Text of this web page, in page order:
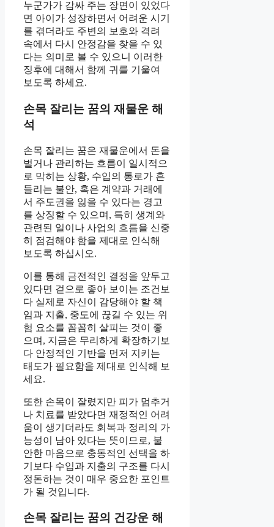
누군가가 감싸 주는 장면이 있었다
면 아이가 성장하면서 어려운 시기
를 겪더라도 주변의 보호와 격려
속에서 다시 안정감을 찾을 수 있
다는 의미로 볼 수 있으니 이러한
징후에 대해서 함께 귀를 기울여
보도록 하세요.
손목 잘리는 꿈의 재물운 해
석
손목 잘리는 꿈은 재물운에서 돈을
벌거나 관리하는 흐름이 일시적으
로 막히는 상황, 수입의 통로가 흔
들리는 불안, 혹은 계약과 거래에
서 주도권을 잃을 수 있다는 경고
를 상징할 수 있으며, 특히 생계와
관련된 일이나 사업의 흐름을 신중
히 점검해야 함을 제대로 인식해
보도록 하십시오.
이를 통해 금전적인 결정을 앞두고
있다면 겉으로 좋아 보이는 조건보
다 실제로 자신이 감당해야 할 책
임과 지출, 중도에 끊길 수 있는 위
험 요소를 꼼꼼히 살피는 것이 좋
으며, 지금은 무리하게 확장하기보
다 안정적인 기반을 먼저 지키는
태도가 필요함을 제대로 인식해 보
세요.
또한 손목이 잘렸지만 피가 멈추거
나 치료를 받았다면 재정적인 어려
움이 생기더라도 회복과 정리의 가
능성이 남아 있다는 뜻이므로, 불
안한 마음으로 충동적인 선택을 하
기보다 수입과 지출의 구조를 다시
정돈하는 것이 매우 중요한 포인트
가 될 것입니다.
손목 잘리는 꿈의 건강운 해